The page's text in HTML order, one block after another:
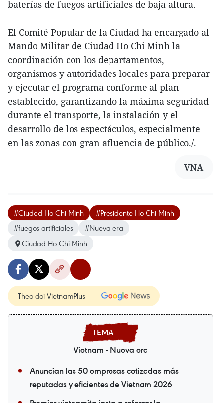
baterías de fuegos artificiales de baja altura.
El Comité Popular de la Ciudad ha encargado al
Mando Militar de Ciudad Ho Chi Minh la
coordinación con los departamentos,
organismos y autoridades locales para preparar
y ejecutar el programa conforme al plan
establecido, garantizando la máxima seguridad
durante el transporte, la instalación y el
desarrollo de los espectáculos, especialmente
en las zonas con gran afluencia de público./.
VNA
#Ciudad Ho Chi Minh
#Presidente Ho Chi Minh
#fuegos artificiales
#Nueva era
Ciudad Ho Chi Minh
Theo dõi VietnamPlus
Vietnam - Nueva era
Anuncian las 50 empresas cotizadas más
reputadas y eficientes de Vietnam 2026